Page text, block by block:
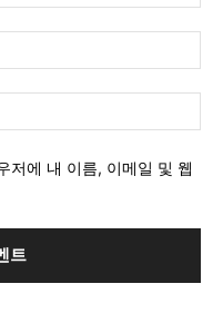
름
:*
메
일
사
저에 내 이름, 이메일 및 웹